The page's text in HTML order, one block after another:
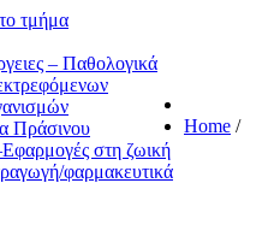
τμήμα
– Παθολογικά
Πράσινου
στη ζωική
φαρμακευτικά
Home /